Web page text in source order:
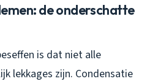
de onderschatte
is dat niet alle
lekkages zijn. Condensatie